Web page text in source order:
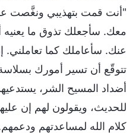
"أنت قمت بتهذيبي ونغَّصت
معك. سأجعلك تذوق ما يعنيه
عنك. سأعاملك كما تعاملني.
تتوقّع أن تسير أمورك
أضداد المسيح الشر،
للحديث، ويقولون لهم إن
كلام الله لمساعدتهم